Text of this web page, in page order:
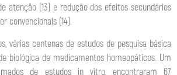
atenção (13) e redução dos efeitos secundários
convencionais (14).
várias centenas de estudos de pesquisa básica
biológica de medicamentos homeopáticos. Um
de estudos in vitro, encontraram 67